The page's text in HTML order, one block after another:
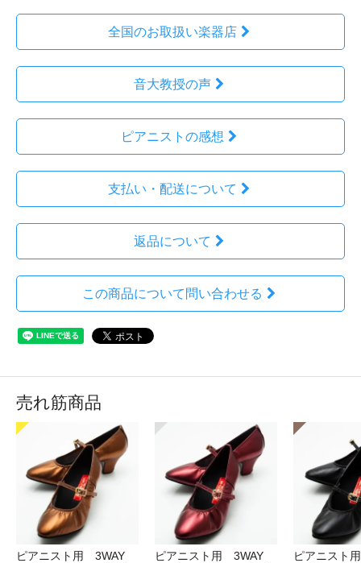
全国のお取扱い楽器店
音大教授の声
ピアニストの感想
支払い・配送について
返品について
この商品について問い合わせる
売れ筋商品
ピアニスト用 3WAY
ピアニスト用 3WAY
ピアニスト